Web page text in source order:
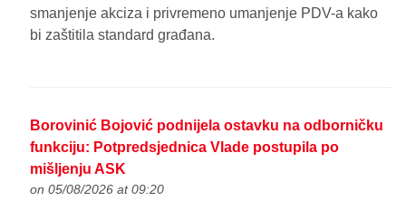
smanjenje akciza i privremeno umanjenje PDV-a kako
bi zaštitila standard građana.
Borovinić Bojović podnijela ostavku na odborničku
funkciju: Potpredsjednica Vlade postupila po
mišljenju ASK
on 05/08/2026 at 09:20